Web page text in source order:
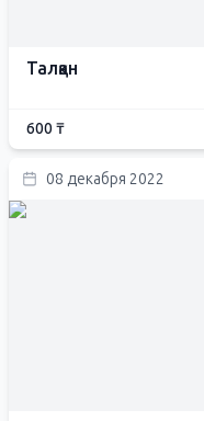
Талқан
600 ₸
08 декабря 2022